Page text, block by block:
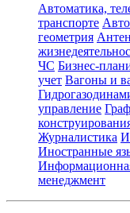
Автоматика,
транспорте
геометрия
ЧС Бизнес-
учет Вагоны и
управление
Журналистика
Иностранные
менеджмент